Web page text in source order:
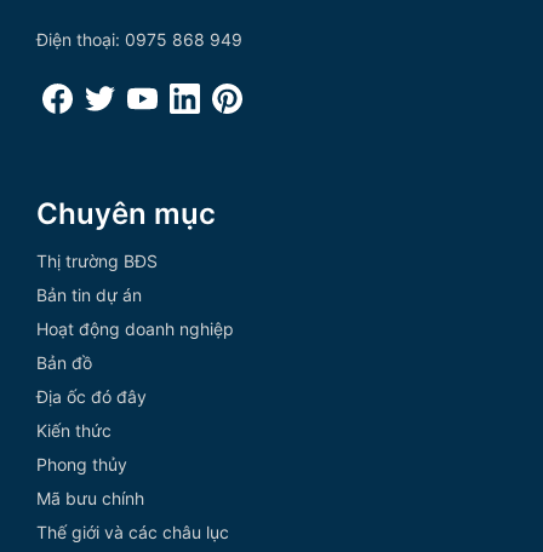
Điện thoại: 0975 868 949
Chuyên mục
Thị trường BĐS
Bản tin dự án
Hoạt động doanh nghiệp
Bản đồ
Địa ốc đó đây
Kiến thức
Phong thủy
Mã bưu chính
Thế giới và các châu lục